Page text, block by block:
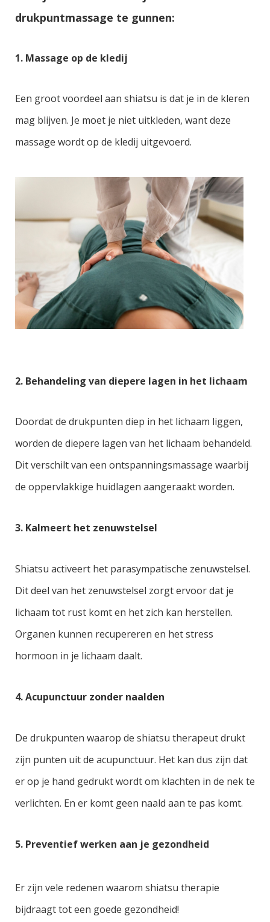
drukpuntmassage te gunnen:
1. Massage op de kledij
Een groot voordeel aan shiatsu is dat je in de kleren
mag blijven. Je moet je niet uitkleden, want deze
massage wordt op de kledij uitgevoerd.
2. Behandeling van diepere lagen in het lichaam
Doordat de drukpunten diep in het lichaam liggen,
worden de diepere lagen van het lichaam behandeld.
Dit verschilt van een ontspanningsmassage waarbij
de oppervlakkige huidlagen aangeraakt worden.
3. Kalmeert het zenuwstelsel
Shiatsu activeert het parasympatische zenuwstelsel.
Dit deel van het zenuwstelsel zorgt ervoor dat je
lichaam tot rust komt en het zich kan herstellen.
Organen kunnen recupereren en het stress
hormoon in je lichaam daalt.
4. Acupunctuur zonder naalden
De drukpunten waarop de shiatsu therapeut drukt
zijn punten uit de acupunctuur. Het kan dus zijn dat
er op je hand gedrukt wordt om klachten in de nek te
verlichten. En er komt geen naald aan te pas komt.
5. Preventief werken aan je gezondheid
Er zijn vele redenen waarom shiatsu therapie
bijdraagt tot een goede gezondheid!